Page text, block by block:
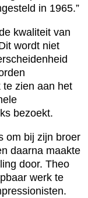
in 1965.”
kwaliteit van
wordt niet
te zien aan het
bezoekt.
om bij zijn broer
daarna maakte
door. Theo
werk te